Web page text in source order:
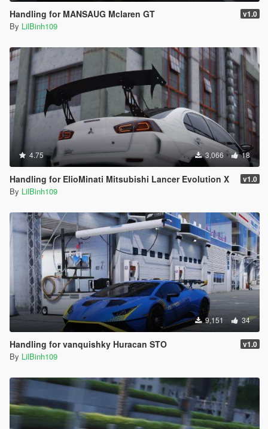
Handling for MANSAUG Mclaren GT v1.0
By LilBinh109
4.75 3,066 18
Handling for ElioMinati Mitsubishi Lancer Evolution X v1.0
By LilBinh109
9,151 34
Handling for vanquishky Huracan STO v1.0
By LilBinh109